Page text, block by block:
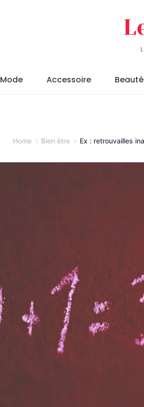
Mode Accessoire Beauté
Home Bien être Ex : retrouvailles